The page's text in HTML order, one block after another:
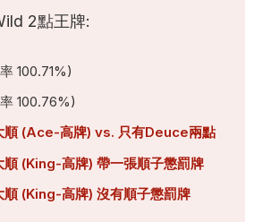
2點王牌:
100.71%)
100.76%)
順 (Ace-高牌) vs. 只有Deuce兩點
順 (King-高牌) 帶一張順子懲罰牌
順 (King-高牌) 沒有順子懲罰牌